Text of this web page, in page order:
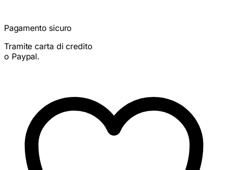
Pagamento sicuro
Tramite carta di credito
o Paypal.